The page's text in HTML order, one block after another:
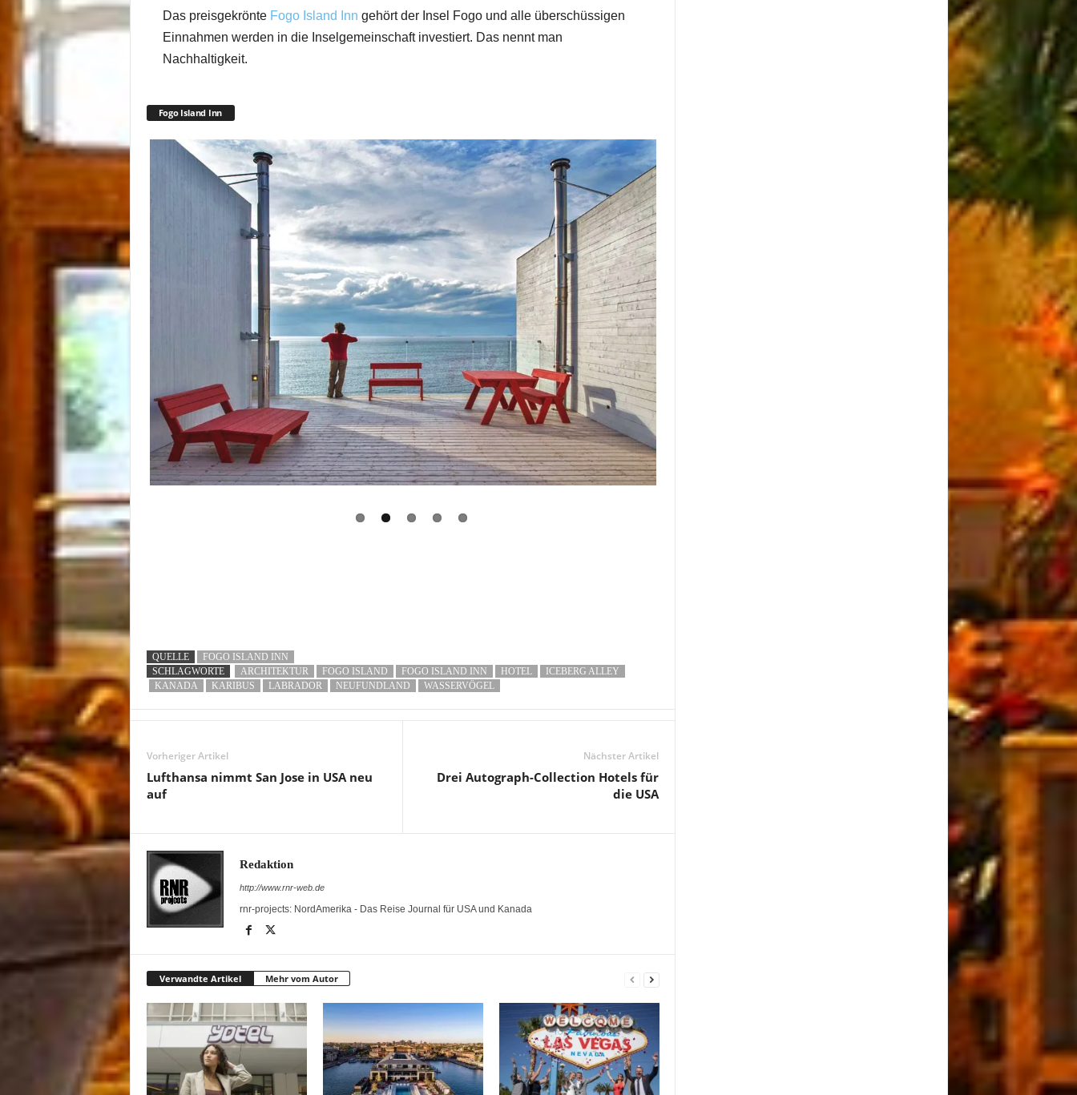
Das preisgekrönte Fogo Island Inn gehört der Insel Fogo und alle überschüssigen
Einnahmen werden in die Inselgemeinschaft investiert. Das nennt man
Nachhaltigkeit.
Fogo Island Inn
QUELLE
FOGO ISLAND INN
SCHLAGWORTE
ARCHITEKTUR FOGO ISLAND FOGO ISLAND INN HOTEL
ICEBERG ALLEY
KANADA
KARIBUS LABRADOR NEUFUNDLAND WASSERVÖGEL
Vorheriger Artikel
Lufthansa nimmt San Jose in USA neu
auf
Nächster Artikel
Drei Autograph-Collection Hotels für
die USA
Redaktion
rnr-projects: NordAmerika - Das Reise Journal für USA und Kanada
Verwandte Artikel Mehr vom Autor